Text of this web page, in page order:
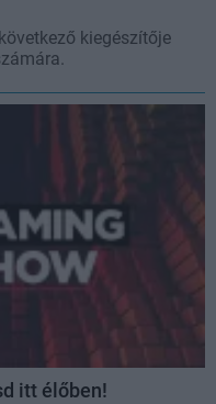
kiegészítője
itt élőben!